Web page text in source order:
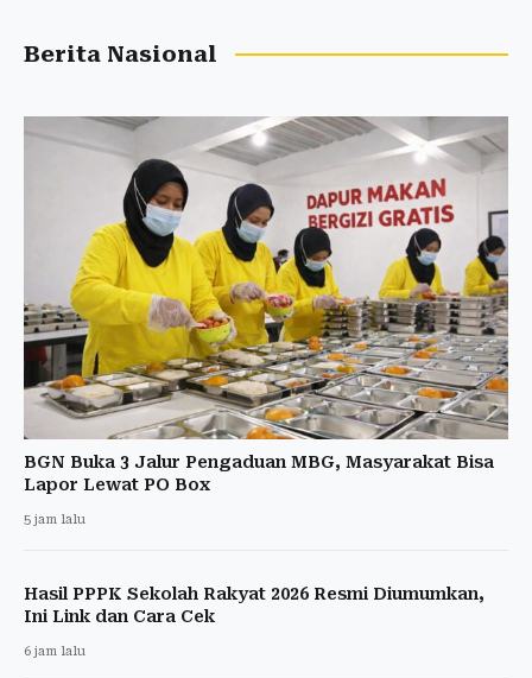
Berita Nasional
BGN Buka 3 Jalur Pengaduan MBG, Masyarakat Bisa
Lapor Lewat PO Box
5 jam lalu
Hasil PPPK Sekolah Rakyat 2026 Resmi Diumumkan,
Ini Link dan Cara Cek
6 jam lalu